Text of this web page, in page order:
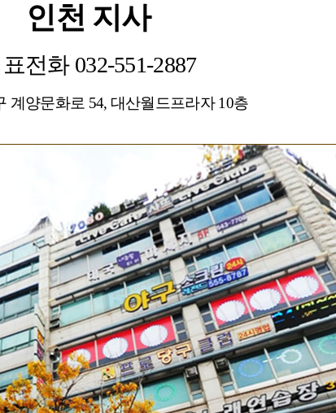
인천 지사
전화 032-551-2887
계양문화로 54, 대산월드프라자 10층